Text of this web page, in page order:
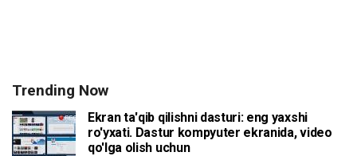
Trending Now
Ekran ta'qib qilishni dasturi: eng yaxshi
ro'yxati. Dastur kompyuter ekranida, video
qo'lga olish uchun